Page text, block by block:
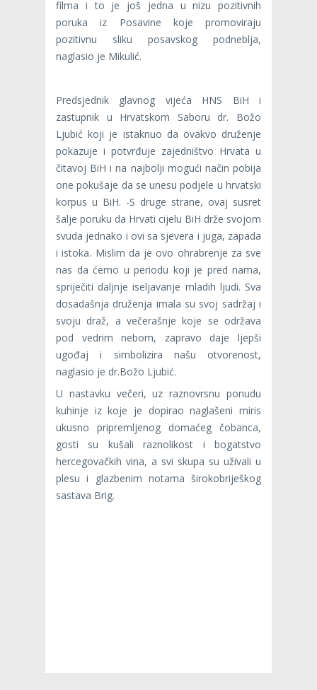
filma i to je još jedna u nizu pozitivnih
poruka iz Posavine koje promoviraju
pozitivnu sliku posavskog podneblja,
naglasio je Mikulić.
Predsjednik glavnog vijeća HNS BiH i
zastupnik u Hrvatskom Saboru dr. Božo
Ljubić koji je istaknuo da ovakvo druženje
pokazuje i potvrđuje zajedništvo Hrvata u
čitavoj BiH i na najbolji mogući način pobija
one pokušaje da se unesu podjele u hrvatski
korpus u BiH. -S druge strane, ovaj susret
šalje poruku da Hrvati cijelu BiH drže svojom
svuda jednako i ovi sa sjevera i juga, zapada
i istoka. Mislim da je ovo ohrabrenje za sve
nas da ćemo u periodu koji je pred nama,
spriječiti daljnje iseljavanje mladih ljudi. Sva
dosadašnja druženja imala su svoj sadržaj i
svoju draž, a večerašnje koje se održava
pod vedrim nebom, zapravo daje ljepši
ugođaj i simbolizira našu otvorenost,
naglasio je dr.Božo Ljubić.
U nastavku večeri, uz raznovrsnu ponudu
kuhinje iz koje je dopirao naglašeni miris
ukusno pripremljenog domaćeg čobanca,
gosti su kušali raznolikost i bogatstvo
hercegovačkih vina, a svi skupa su uživali u
plesu i glazbenim notama širokobriješkog
sastava Brig.